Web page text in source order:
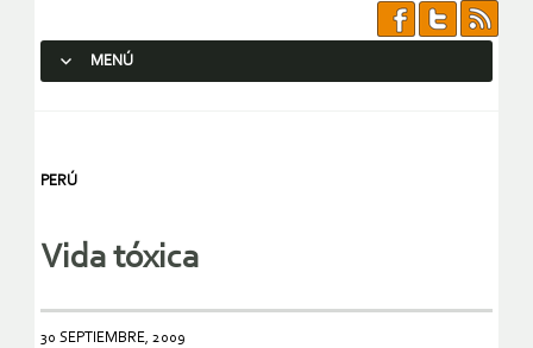
MENÚ
PERÚ
Vida tóxica
30 SEPTIEMBRE, 2009